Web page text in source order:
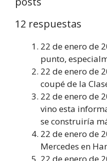
12 respuestas
22 de enero de
punto,
22 de enero de
coupé de la
22 de enero de
vino esta
se construiría
22 de enero de
Mercedes en